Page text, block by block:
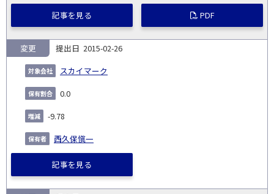
記事を見る PDF
2015-02-26
スカイマーク
変更
0.0
-9.78
西久保愼一
記事を見る